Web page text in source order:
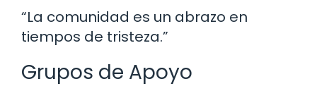
“La comunidad es un abrazo en
tiempos de tristeza.”
Grupos de Apoyo